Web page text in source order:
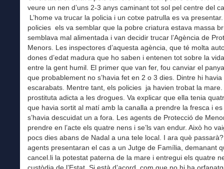
veure un nen d’uns 2-3 anys caminant tot sol pel centre del
L’home va trucar la policia i un cotxe patrulla es va presentar.
policies els va semblar que la pobre criatura estava massa
semblava mal alimentada i van decidir trucar l’Agència de
Menors. Les inspectores d’aquesta agència, que té molta
dones d’edat madura que ho saben i entenen tot sobre la
entre la gent humil. El primer que van fer, fou canviar el
que probablement no s’havia fet en 2 o 3 dies. Dintre hi havia
escarabats. Mentre tant, els policies ja havien trobat la mare.
prostituta adicta a les drogues. Va explicar que ella tenia
que havia sortit al matí amb la canalla a prendre la fresca i
s’havia descuidat un a fora. Les agents de Protecció de
prendre en l’acte els quatre nens i se’ls van endur. Això ho
pocs dies abans de Nadal a una tele local. I ara què
agents presentaran el cas a un Jutge de Família, demanant
cancel.li la potestat paterna de la mare i entregui els quatre